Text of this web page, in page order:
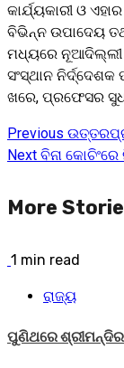
କାର୍ଯ୍ୟକାରୀ ଓ
ବିଭିନ୍ନ ଉପାଦେୟ
ମଧ୍ୟରେ ନୂଆଦିଲ୍ଲୀ
ସଂସ୍ଥାନ
ଖରେ, ପ୍ରଫେସର
Continue
Previous
Next ବିନା କୋଚିଂରେ
More
1 min read
ରାଜ୍ୟ
ପୁଣିଥରେ